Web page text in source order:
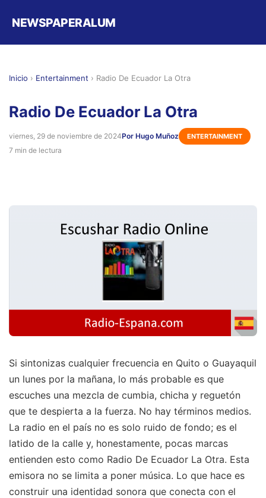
NEWSPAPERALUM
Inicio › Entertainment › Radio De Ecuador La Otra
Radio De Ecuador La Otra
viernes, 29 de noviembre de 2024Por Hugo Muñoz ENTERTAINMENT
7 min de lectura
Si sintonizas cualquier frecuencia en Quito o Guayaquil
un lunes por la mañana, lo más probable es que
escuches una mezcla de cumbia, chicha y reguetón
que te despierta a la fuerza. No hay términos medios.
La radio en el país no es solo ruido de fondo; es el
latido de la calle y, honestamente, pocas marcas
entienden esto como Radio De Ecuador La Otra. Esta
emisora no se limita a poner música. Lo que hace es
construir una identidad sonora que conecta con el